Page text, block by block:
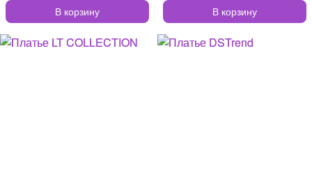
В корзину В корзину